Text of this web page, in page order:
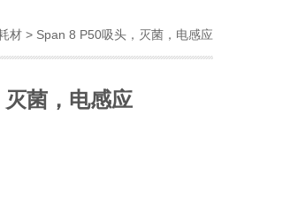
材 > Span 8 P50吸头，灭菌，电感应
菌，电感应